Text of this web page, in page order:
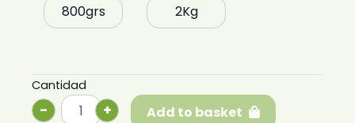
800grs 2Kg
- + Add to basket Alternative: